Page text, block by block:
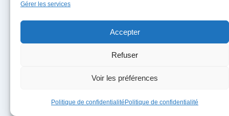
Gérer les services
Accepter
Refuser
Voir les préférences
Politique de confidentialité Politique de confidentialité
votre enquête.
30 mai 2025 à 4h07